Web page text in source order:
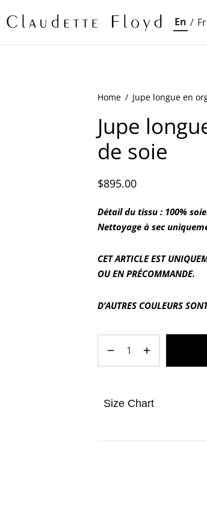
En / Fr
Home / Jupe longue en
Jupe
de soie
$895.00
Détail du tissu : 100%
Nettoyage à sec
CET ARTICLE EST
OU EN PRÉCOMMANDE.
D’AUTRES COULEURS
Size Chart